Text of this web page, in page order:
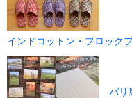
インドコットン・ブロック
バリ